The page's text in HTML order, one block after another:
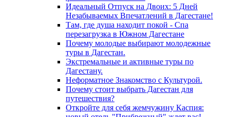
Идеальный Отпуск на Двоих: 5 Дней
Незабываемых Впечатлений в Дагестане!
Там, где душа находит покой - Спа
перезагрузка в Южном Дагестане
Почему молодые выбирают молодежные
туры в Дагестан.
Экстремальные и активные туры по
Дагестану.
Неформатное Знакомство с Культурой.
Почему стоит выбрать Дагестан для
путешествия?
Откройте для себя жемчужину Каспия: